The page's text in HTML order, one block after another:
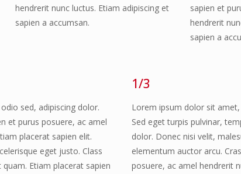
hendrerit nunc luctus. Etiam adipiscing et
sapien a accumsan.
sapien et
hendrerit
sapien a
sed, adipiscing dolor.
et purus posuere, ac amel
placerat sapien elit.
eget justo. Class
Etiam placerat sapien
1/3
Lorem ipsum dolor sit
Sed eget turpis pulvinar,
dolor. Donec nisi velit,
elementum auctor arcu.
posuere, ac amel hendrerit